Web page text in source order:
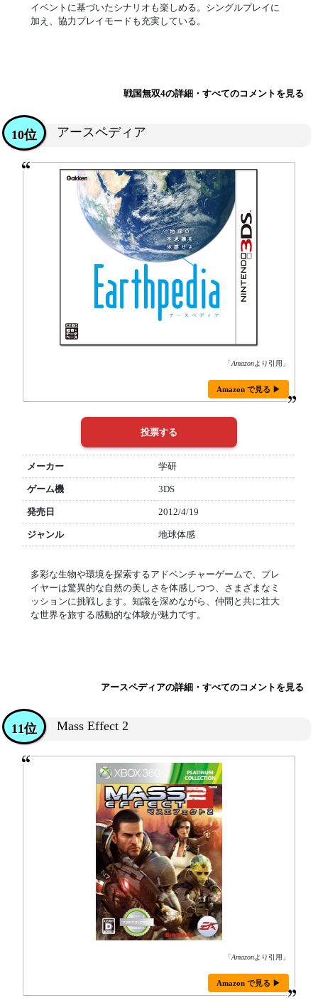
イベントに基づいたシナリオも楽しめる。シングルプレイに
加え、協力プレイモードも充実している。
戦国無双4の詳細・すべてのコメントを見る
アースペディア
10位
「Amazonより引用」
Amazon で見る ▶
メーカー 学研
ゲーム機 3DS
発売日 2012/4/19
ジャンル 地球体感
多彩な生物や環境を探索するアドベンチャーゲームで、プレ
イヤーは驚異的な自然の美しさを体感しつつ、さまざまなミ
ッションに挑戦します。知識を深めながら、仲間と共に壮大
な世界を旅する感動的な体験が魅力です。
アースペディアの詳細・すべてのコメントを見る
Mass Effect 2
11位
「Amazonより引用」
Amazon で見る ▶